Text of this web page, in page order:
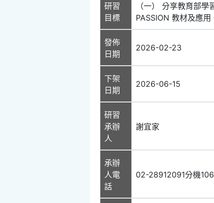
研習
目標
（一） 分享教育部
PASSION 教材及應
發佈
日期
2026-02-23
下架
日期
2026-06-15
研習
承辦
人
謝宜家
承辦
人電
話
02-28912091分機106